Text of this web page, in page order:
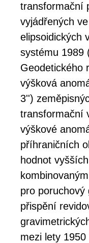
transformační
vyjádřených
elipsoidických
systému 1989
Geodetického
výšková
3'')
transformační
výškové
příhraničních
hodnot
pro poruchový
přispění
mezi lety